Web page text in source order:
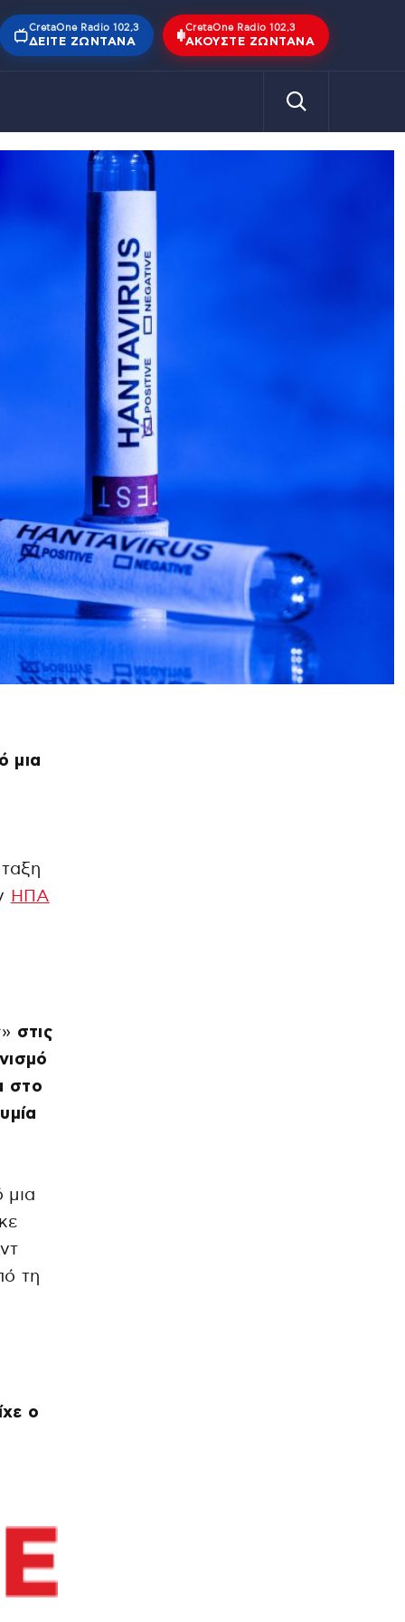
CretaOne Radio 102,3
ΔΕΊΤΕ ΖΩΝΤΑΝΆ
CretaOne Radio 102,3
ΑΚΟΎΣΤΕ ΖΩΝΤΑΝΆ
μια
ΗΠΑ
στις
στο
μια
τη
ο